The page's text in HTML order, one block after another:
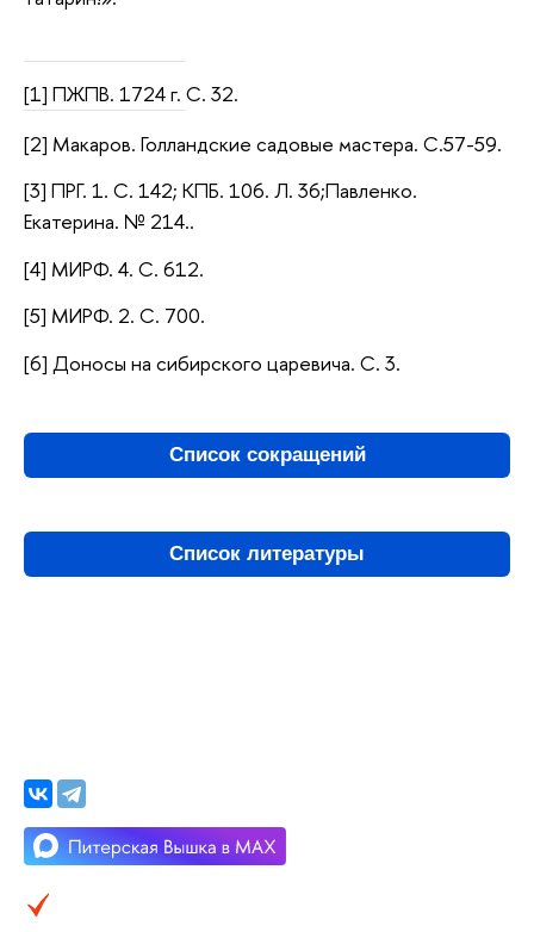
[1] ПЖПВ. 1724 г. С. 32.
[2] Макаров. Голландские садовые мастера. С.57-59.
[3] ПРГ. 1. С. 142; КПБ. 106. Л. 36;Павленко.
Екатерина. № 214..
[4] МИРФ. 4. С. 612.
[5] МИРФ. 2. С. 700.
[6] Доносы на сибирского царевича. С. 3.
Список сокращений
Список литературы